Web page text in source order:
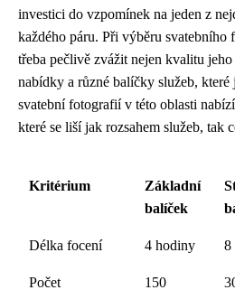
investici do vzpomínek na jeden z
každého páru. Při výběru svatebního
třeba pečlivě zvážit nejen kvalitu jeho
nabídky a různé balíčky služeb,
svatební fotografií v této oblasti
které se liší jak rozsahem služeb, tak
Kritérium
Základní
balíček
Délka focení 4 hodiny 8
Počet 150